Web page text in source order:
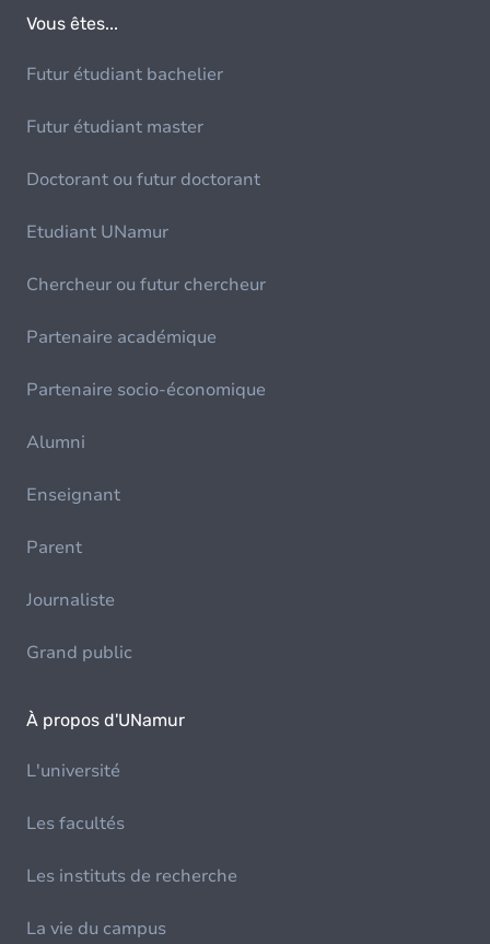
Vous êtes...
Futur étudiant bachelier
Futur étudiant master
Doctorant ou futur doctorant
Etudiant UNamur
Chercheur ou futur chercheur
Partenaire académique
Partenaire socio-économique
Alumni
Enseignant
Parent
Journaliste
Grand public
À propos d'UNamur
L'université
Les facultés
Les instituts de recherche
La vie du campus